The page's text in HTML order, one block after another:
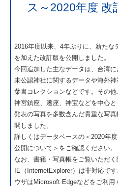
ス～2020年度 改
2016年度以来、4年ぶりに、新たな
を加えた改訂版を公開しました。
今回追加した主なデータは、台湾に
未公認神社に関するデータや海外神
葉書コレクションなどです。その他
神宮鎮座、遷座、神宝などを中心と
発表の写真を多数含んだ貴重な写真
開しました。
詳しくはデータベースの＜2020年
公開について＞をご確認ください。
なお、書籍・写真帳をご覧いただく
IE（InternetExplorer）は非対応で
ウザはMicrosoft Edgeなどをご利用